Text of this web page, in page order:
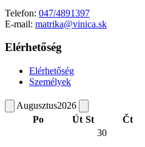
Telefon: 047/4891397
E-mail: matrika@vinica.sk
Elérhetőség
Elérhetőség
Személyek
Augusztus2026
Po
Út St Čt
30